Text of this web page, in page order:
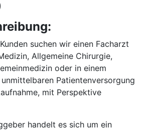
suchen wir einen Facharzt
Allgemeine Chirurgie,
oder in einem
Patientenversorgung
mit Perspektive
handelt es sich um ein